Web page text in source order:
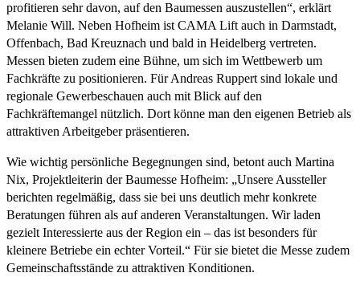
profitieren sehr davon, auf den Baumessen auszustellen“, erklärt
Melanie Will. Neben Hofheim ist CAMA Lift auch in Darmstadt,
Offenbach, Bad Kreuznach und bald in Heidelberg vertreten.
Messen bieten zudem eine Bühne, um sich im Wettbewerb um
Fachkräfte zu positionieren. Für Andreas Ruppert sind lokale und
regionale Gewerbeschauen auch mit Blick auf den
Fachkräftemangel nützlich. Dort könne man den eigenen Betrieb als
attraktiven Arbeitgeber präsentieren.
Wie wichtig persönliche Begegnungen sind, betont auch Martina
Nix, Projektleiterin der Baumesse Hofheim: „Unsere Aussteller
berichten regelmäßig, dass sie bei uns deutlich mehr konkrete
Beratungen führen als auf anderen Veranstaltungen. Wir laden
gezielt Interessierte aus der Region ein – das ist besonders für
kleinere Betriebe ein echter Vorteil.“ Für sie bietet die Messe zudem
Gemeinschaftsstände zu attraktiven Konditionen.